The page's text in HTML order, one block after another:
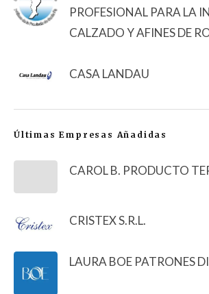
PROFESIONAL PARA LA
CALZADO Y AFINES DE
CASA LANDAU
Últimas Empresas Añadidas
CAROL B. PRODUCTO
CRISTEX S.R.L.
LAURA BOE PATRONES